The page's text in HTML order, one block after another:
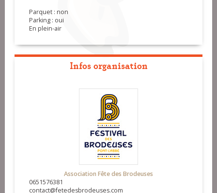
Parquet : non
Parking : oui
En plein-air
Infos organisation
Association Fête des Brodeuses
0651576381
contact@fetedesbrodeuses.com